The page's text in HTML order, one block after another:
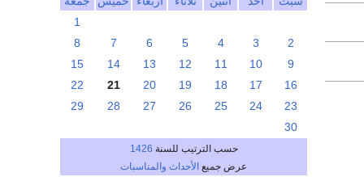
1
2
3
4
5
6
7
8
9
10
11
12
13
14
15
16
17
18
19
20
21
22
23
24
25
26
27
28
29
30
حسب الترتيب للسنة 1426
عرض جميع الأحداث والمناسبات